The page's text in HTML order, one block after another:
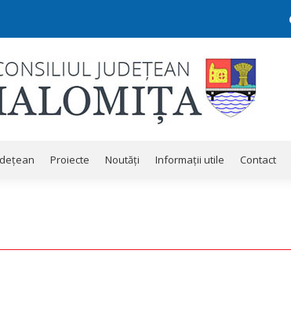
Proiecte Noutăți Informații utile Contact